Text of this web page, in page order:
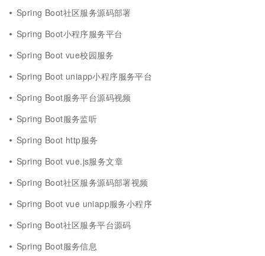
Spring Boot社区服务源码部署
Spring Boot小程序服务平台
Spring Boot vue校园服务
Spring Boot uniapp小程序服务平台
Spring Boot服务平台源码视频
Spring Boot服务监听
Spring Boot http服务
Spring Boot vue.js服务文章
Spring Boot社区服务源码部署视频
Spring Boot vue uniapp服务小程序
Spring Boot社区服务平台源码
Spring Boot服务信息